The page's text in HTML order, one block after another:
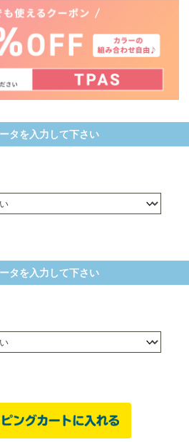
タを入力して下さい
タを入力して下さい